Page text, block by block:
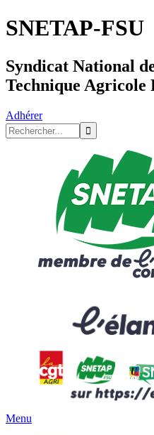
SNETAP-FSU
Syndicat National
Technique Agricole
Adhérer
Menu